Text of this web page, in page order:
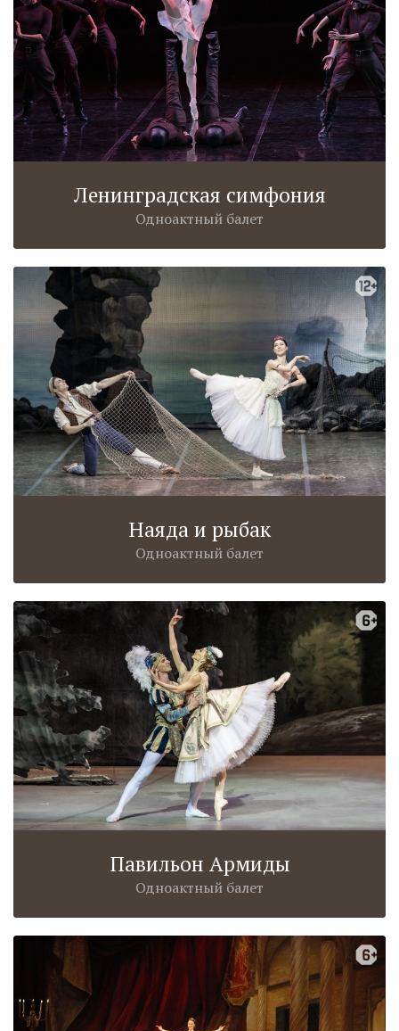
Ленинградская симфония
Одноактный балет
Наяда и рыбак
Одноактный балет
Павильон Армиды
Одноактный балет